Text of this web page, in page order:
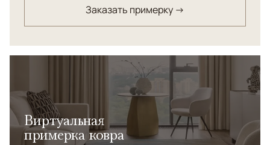
узора. Важную роль играет ручной труд: бахрома и
окантовка выполняются вручную из натурального
шёлка. Завершает процесс профессиональная ручная
мойка, раскрывающая глубину красок. Коллекция
сочетает технологичность и традиционное
мастерство персидских ремесленников.
Заказать примерку →
Виртуальная
примерка ковра